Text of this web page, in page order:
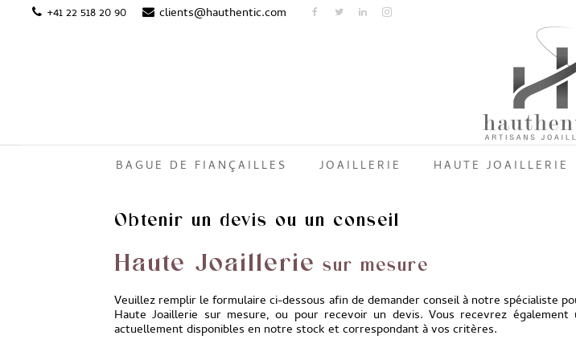
+41 22 518 20 90 clients@hauthentic.com
BAGUE DE FIANÇAILLES JOAILLERIE HAUTE JOAILLERIE
Obtenir un devis ou un conseil
Haute Joaillerie sur mesure
Veuillez remplir le formulaire ci-dessous afin de demander conseil à notre spécialiste
Haute Joaillerie sur mesure, ou pour recevoir un devis. Vous recevrez également
actuellement disponibles en notre stock et correspondant à vos critères.